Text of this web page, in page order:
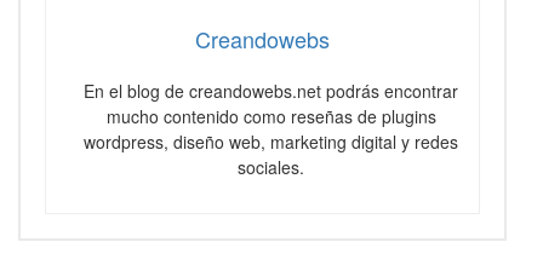
Creandowebs
En el blog de creandowebs.net podrás encontrar
mucho contenido como reseñas de plugins
wordpress, diseño web, marketing digital y redes
sociales.